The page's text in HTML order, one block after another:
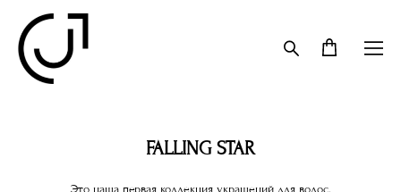
FALLING STAR
Это наша первая коллекция украшений для волос.